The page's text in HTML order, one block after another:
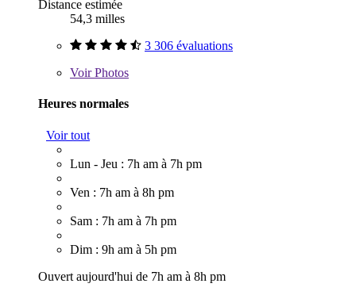
Distance estimée
54,3 milles
3 306 évaluations
VoirPhotos
Heures normales
Voir tout
Lun - Jeu : 7h am à 7h pm
Ven : 7h am à 8h pm
Sam : 7h am à 7h pm
Dim : 9h am à 5h pm
Ouvert aujourd'hui de 7h am à 8h pm